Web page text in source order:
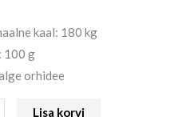
kaal: 180 kg
100 g
orhidee
Lisa korvi